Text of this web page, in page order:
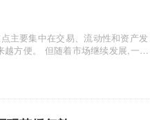
发展,一个